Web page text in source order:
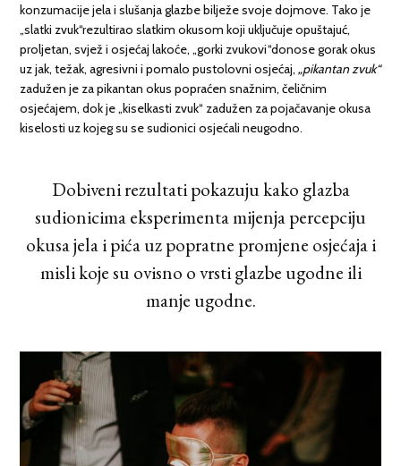
konzumacije jela i slušanja glazbe bilježe svoje dojmove. Tako je
„slatki zvuk“rezultirao slatkim okusom koji uključuje opuštajuć,
proljetan, svjež i osjećaj lakoće, „gorki zvukovi“donose gorak okus
uz jak, težak, agresivni i pomalo pustolovni osjećaj,„pikantan zvuk“
zadužen je za pikantan okus popraćen snažnim, čeličnim
osjećajem, dok je „kiselkasti zvuk“ zadužen za pojačavanje okusa
kiselosti uz kojeg su se sudionici osjećali neugodno.
Dobiveni rezultati pokazuju kako glazba
sudionicima eksperimenta mijenja percepciju
okusa jela i pića uz popratne promjene osjećaja i
misli koje su ovisno o vrsti glazbe ugodne ili
manje ugodne.